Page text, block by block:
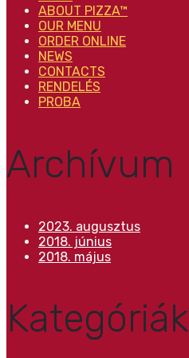
ABOUT PIZZA™
OUR MENU
ORDER ONLINE
NEWS
CONTACTS
RENDELÉS
PROBA
Archívum
2023. augusztus
2018. június
2018. május
Kategóriák